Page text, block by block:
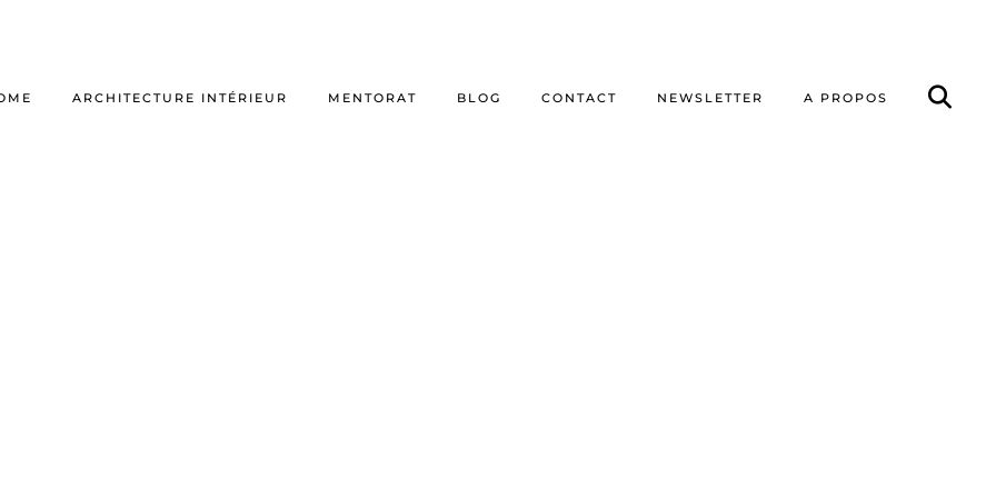
ARCHITECTURE INTÉRIEUR MENTORAT BLOG CONTACT NEWSLETTER A PROPOS